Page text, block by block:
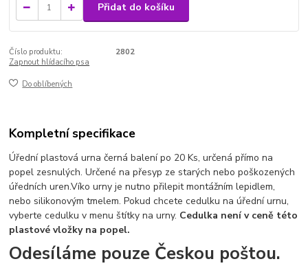
Přidat do košíku
Číslo produktu:
2802
Zapnout hlídacího psa
Do oblíbených
Kompletní specifikace
Úřední plastová urna černá balení po 20 Ks, určená přímo na
popel zesnulých. Určené na přesyp ze starých nebo poškozených
úředních uren.Víko urny je nutno přilepit montážním lepidlem,
nebo silikonovým tmelem. Pokud chcete cedulku na úřední urnu,
vyberte cedulku v menu štítky na urny. Cedulka není v ceně této
plastové vložky na popel.
Odesíláme pouze Českou poštou.